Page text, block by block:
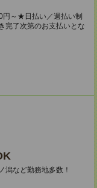
～★日払い／週払い制
完了次第のお支払いとな
潟など勤務地多数！